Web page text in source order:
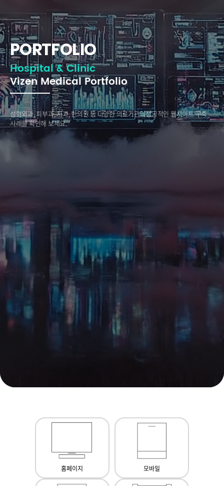
PORTFOLIO
Hospital & Clinic
Vizen Medical Portfolio
성형외과, 피부과, 치과, 한의원 등 다양한 의료기관의성공적인 웹사이트 구축
사례를 확인해 보세요.
홈페이지 모바일